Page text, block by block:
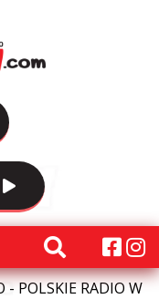
- POLSKIE RADIO W